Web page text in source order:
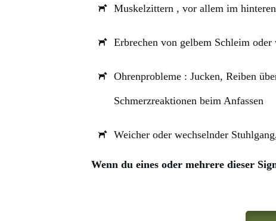
Muskelzittern , vor allem im
Erbrechen von gelbem Schleim oder
Ohrenprobleme : Jucken, Reiben
Schmerzreaktionen beim Anfassen
Weicher oder wechselnder
Wenn du eines oder mehrere dieser